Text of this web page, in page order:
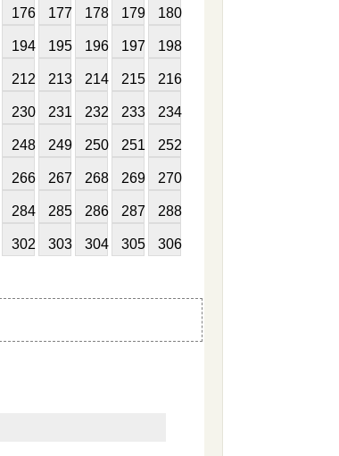
176 177 178 179 180
194 195 196 197 198
212 213 214 215 216
230 231 232 233 234
248 249 250 251 252
266 267 268 269 270
284 285 286 287 288
302 303 304 305 306